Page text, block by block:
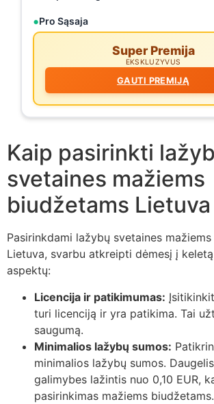
Pro Sąsaja
Super Premija
EKSKLUZYVUS
GAUTI PREMIJĄ
Kaip pasirinkti
svetaines mažiems
biudžetams Lietuva
Pasirinkdami lažybų svetaines
Lietuva, svarbu atkreipti dėmesį į
aspektų:
Licencija ir patikimumas:
turi licenciją ir yra patikima. Tai
saugumą.
Minimalios lažybų sumos:
minimalios lažybų sumos.
galimybes lažintis nuo 0,10 EUR,
pasirinkimas mažiems biudžetams.